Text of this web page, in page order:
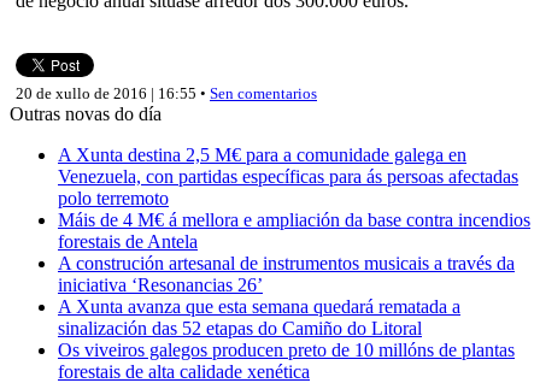
20 de xullo de 2016 | 16:55 • Sen comentarios
Outras novas do día
A Xunta destina 2,5 M€ para a comunidade galega en
Venezuela, con partidas específicas para ás persoas afectadas
polo terremoto
Máis de 4 M€ á mellora e ampliación da base contra incendios
forestais de Antela
A construción artesanal de instrumentos musicais a través da
iniciativa ‘Resonancias 26’
A Xunta avanza que esta semana quedará rematada a
sinalización das 52 etapas do Camiño do Litoral
Os viveiros galegos producen preto de 10 millóns de plantas
forestais de alta calidade xenética